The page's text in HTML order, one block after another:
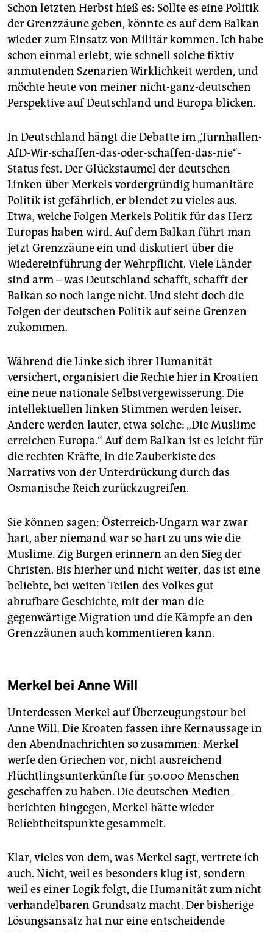
Schon letzten Herbst hieß es: Sollte es eine Politik
der Grenzzäune geben, könnte es auf dem Balkan
wieder zum Einsatz von Militär kommen. Ich habe
schon einmal erlebt, wie schnell solche fiktiv
anmutenden Szenarien Wirklichkeit werden, und
möchte heute von meiner nicht-ganz-deutschen
Perspektive auf Deutschland und Europa blicken.
In Deutschland hängt die Debatte im „Turnhallen-
AfD-Wir-schaffen-das-oder-schaffen-das-nie“-
Status fest. Der Glückstaumel der deutschen
Linken über Merkels vordergründig humanitäre
Politik ist gefährlich, er blendet zu vieles aus.
Etwa, welche Folgen Merkels Politik für das Herz
Europas haben wird. Auf dem Balkan führt man
jetzt Grenzzäune ein und diskutiert über die
Wiedereinführung der Wehrpflicht. Viele Länder
sind arm – was Deutschland schafft, schafft der
Balkan so noch lange nicht. Und sieht doch die
Folgen der deutschen Politik auf seine Grenzen
zukommen.
Während die Linke sich ihrer Humanität
versichert, organisiert die Rechte hier in Kroatien
eine neue nationale Selbstvergewisserung. Die
intellektuellen linken Stimmen werden leiser.
Andere werden lauter, etwa solche: „Die Muslime
erreichen Europa.“ Auf dem Balkan ist es leicht für
die rechten Kräfte, in die Zauberkiste des
Narrativs von der Unterdrückung durch das
Osmanische Reich zurückzugreifen.
Sie können sagen: Österreich-Ungarn war zwar
hart, aber niemand war so hart zu uns wie die
Muslime. Zig Burgen erinnern an den Sieg der
Christen. Bis hierher und nicht weiter, das ist eine
beliebte, bei weiten Teilen des Volkes gut
abrufbare Geschichte, mit der man die
gegenwärtige Migration und die Kämpfe an den
Grenzzäunen auch kommentieren kann.
Merkel bei Anne Will
Unterdessen Merkel auf Überzeugungstour bei
Anne Will. Die Kroaten fassen ihre Kernaussage in
den Abendnachrichten so zusammen: Merkel
werfe den Griechen vor, nicht ausreichend
Flüchtlingsunterkünfte für 50.000 Menschen
geschaffen zu haben. Die deutschen Medien
berichten hingegen, Merkel hätte wieder
Beliebtheitspunkte gesammelt.
Klar, vieles von dem, was Merkel sagt, vertrete ich
auch. Nicht, weil es besonders klug ist, sondern
weil es einer Logik folgt, die Humanität zum nicht
verhandelbaren Grundsatz macht. Der bisherige
Lösungsansatz hat nur eine entscheidende